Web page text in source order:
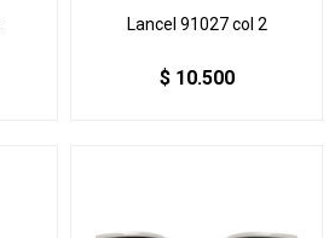
Lancel 91027 col 2
$ 10.500